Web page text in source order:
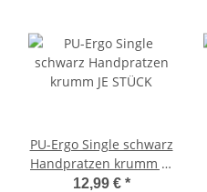
PU-Ergo Single schwarz
Handpratzen krumm JE
STÜCK
12,99 € *